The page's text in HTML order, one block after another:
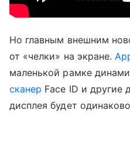
Но главным внешним
от «челки» на экране.
маленькой рамке
сканер Face ID и другие
дисплея будет